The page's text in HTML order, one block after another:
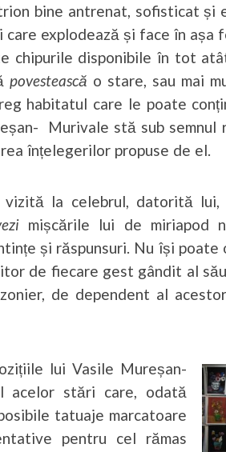
bine antrenat, sofisticat și
explodează și face în așa
chipurile disponibile în tot
povestească o stare, sau mai
habitatul care le poate
Murivale stă sub semnul
înțelegerilor propuse de el.
la celebrul, datorită lui,
mișcările lui de miriapod
și răspunsuri. Nu își poate
de fiecare gest gândit al
de dependent al
lui Vasile Mureșan-
acelor stări care, odată
tatuaje marcatoare
pentru cel rămas